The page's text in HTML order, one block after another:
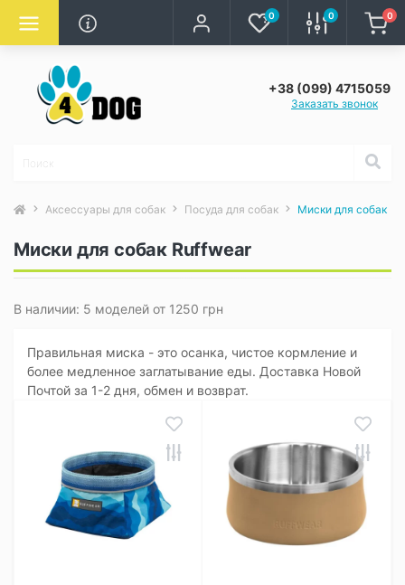
0 0 0
+38 (099) 4715059
Заказать звонок
Аксессуары для собак Посуда для собак Миски для собак
Миски для собак Ruffwear
В наличии: 5 моделей от 1250 грн
Правильная миска - это осанка, чистое кормление и
более медленное заглатывание еды. Доставка Новой
Почтой за 1-2 дня, обмен и возврат.